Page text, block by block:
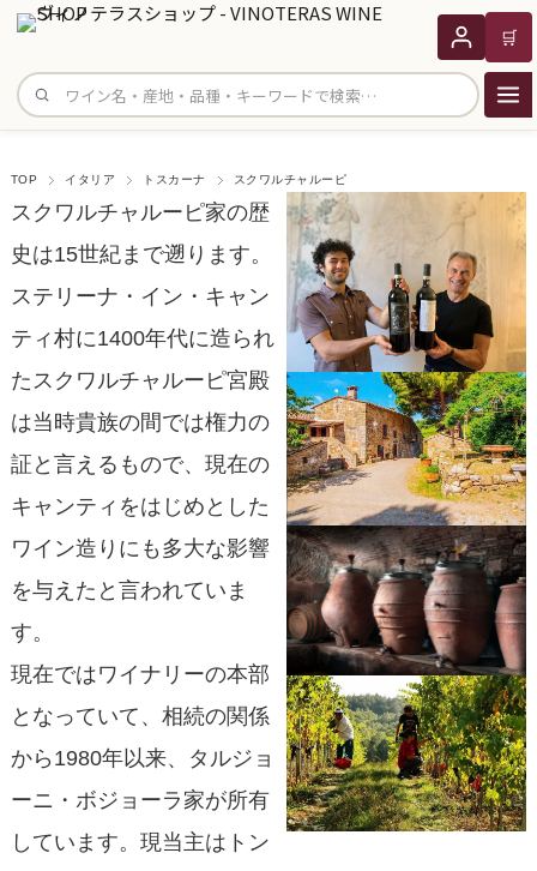
サイト内検索
🛒
TOP イタリア トスカーナ スクワルチャルーピ
スクワルチャルーピ家の歴
史は15世紀まで遡ります。
ステリーナ・イン・キャン
ティ村に1400年代に造られ
たスクワルチャルーピ宮殿
は当時貴族の間では権力の
証と言えるもので、現在の
キャンティをはじめとした
ワイン造りにも多大な影響
を与えたと言われていま
す。
現在ではワイナリーの本部
となっていて、相続の関係
から1980年以来、タルジョ
ーニ・ボジョーラ家が所有
しています。現当主はトン